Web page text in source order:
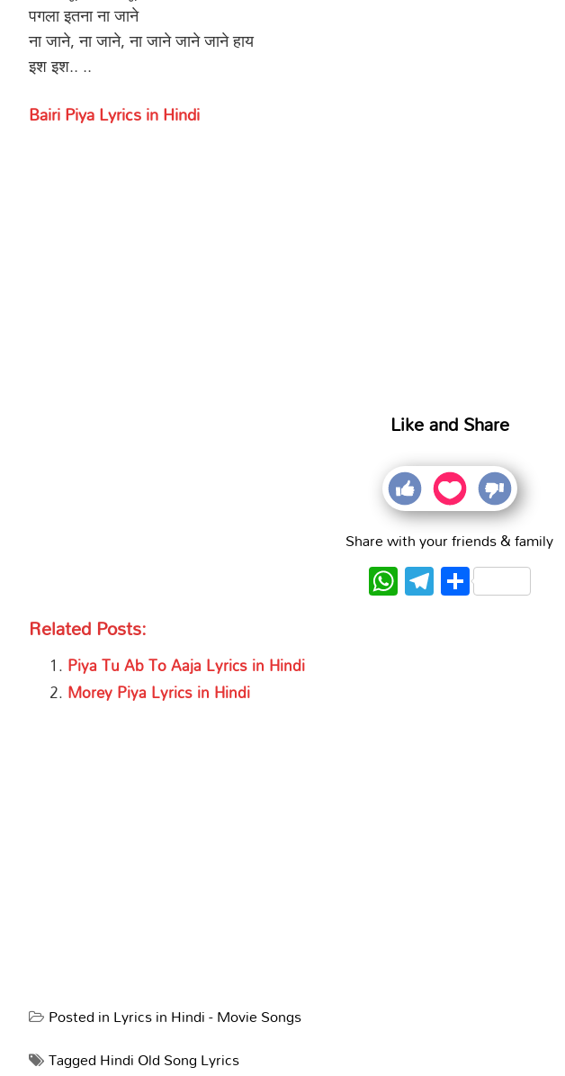
पगला इतना ना जाने
ना जाने, ना जाने, ना जाने जाने जाने हाय
इश इश.. ..
Bairi Piya Lyrics in Hindi
Like and Share
Share with your friends & family
WhatsApp
Telegram
Share
Related Posts:
Piya Tu Ab To Aaja Lyrics in Hindi
Morey Piya Lyrics in Hindi
Posted inLyrics in Hindi - Movie Songs
TaggedHindi Old Song Lyrics